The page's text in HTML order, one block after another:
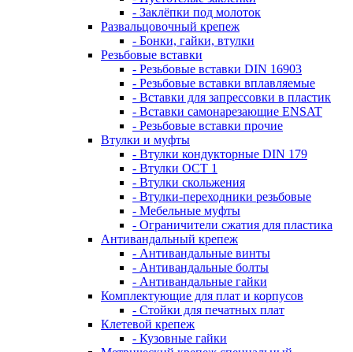
- Заклёпки под молоток
Развальцовочный крепеж
- Бонки, гайки, втулки
Резьбовые вставки
- Резьбовые вставки DIN 16903
- Резьбовые вставки вплавляемые
- Вставки для запрессовки в пластик
- Вставки самонарезающие ENSAT
- Резьбовые вставки прочие
Втулки и муфты
- Втулки кондукторные DIN 179
- Втулки ОСТ 1
- Втулки скольжения
- Втулки-переходники резьбовые
- Мебельные муфты
- Ограничители сжатия для пластика
Антивандальный крепеж
- Антивандальные винты
- Антивандальные болты
- Антивандальные гайки
Комплектующие для плат и корпусов
- Стойки для печатных плат
Клетевой крепеж
- Кузовные гайки